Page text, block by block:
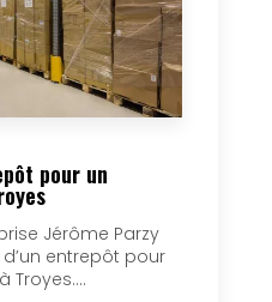
pour un
Jérôme Parzy
entrepôt pour
Troyes....